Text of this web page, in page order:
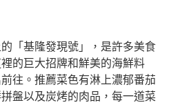
「基隆發現號」，是許多美食
的巨大招牌和鮮美的海鮮料
往。推薦菜色有淋上濃郁番茄
盤以及炭烤的肉品，每一道菜